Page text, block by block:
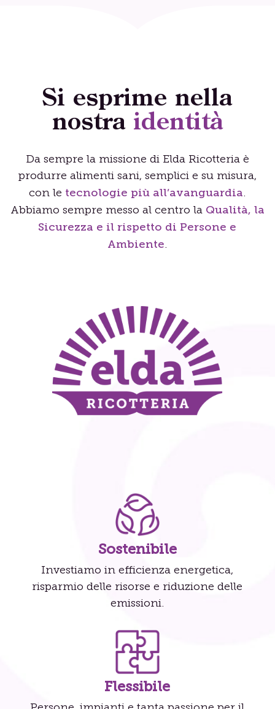
Si esprime nella
nostra identità
Da sempre la missione di Elda Ricotteria è
produrre alimenti sani, semplici e su misura,
con le tecnologie più all’avanguardia.
Abbiamo sempre messo al centro la Qualità, la
Sicurezza e il rispetto di Persone e
Ambiente.
Sostenibile
Investiamo in efficienza energetica,
risparmio delle risorse e riduzione delle
emissioni.
Flessibile